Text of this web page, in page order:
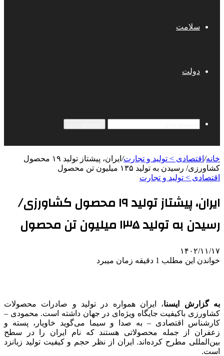
سلامت
دولت
خانه/ اقتصادی > تولید و تجارت/
ایران، پیشتاز تولید ۱۹ محصول
کشاورزی/ رسیدن به تولید ۱۳۵ میلیون تن محصول
اقتصادی > تولید و تجارت
ایران، پیشتاز تولید ۱۹ محصول کشاورزی/
رسیدن به تولید ۱۳۵ میلیون تن محصول
۱۴۰۲/۱۱/۱۷
خواندن این مطلب 1 دقیقه زمان میبرد
به گزارش ایسنا، ایران همواره در تولید و صادرات محصولات
کشاورزی باکیفیت جایگاه ویژه‌ای در جهان داشته است. محمودی –
کارشناس اقتصادی – به صدا و سیما می‌گوید خاویار، پسته و
زعفران از جمله محصولاتی هستند که نام ایران را در سطح
بین‌المللی مطرح کرده‌اند. ایران از نظر حجم و کیفیت تولید زبانزد
است.